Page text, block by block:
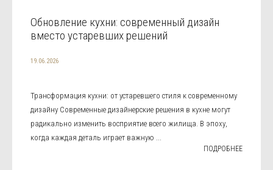
Обновление кухни: современный дизайн
вместо устаревших решений
19.06.2026
Трансформация кухни: от устаревшего стиля к современному
дизайну Современные дизайнерские решения в кухне могут
радикально изменить восприятие всего жилища. В эпоху,
когда каждая деталь играет важную ...
ПОДРОБНЕЕ